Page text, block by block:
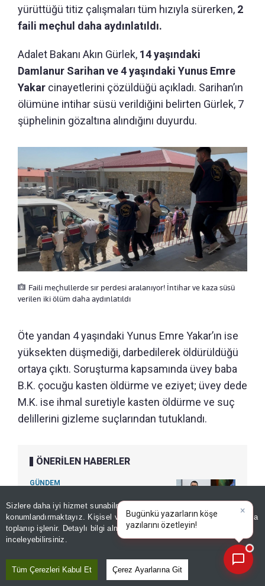
Sizlere daha iyi hizmet sunabilmek adına sitemizde
konumlandırmaktayız. Kişisel verileriniz, KVKK ve GDPR kapsamında
toplanıp işlenir. Detaylı bilgi almak içinAydınlatma Metnimizi
inceleyebilirsiniz.
Tüm Çerezleri Kabul Et Çerez Ayarlarına Git
yürüttüğü titiz çalışmaları tüm hızıyla sürerken, 2
faili meçhul daha aydınlatıldı.
Adalet Bakanı Akın Gürlek, 14 yaşındaki
Damlanur Sarihan ve 4 yaşındaki Yunus Emre
Yakar cinayetlerini çözüldüğü açıkladı. Sarihan’ın
ölümüne intihar süsü verildiğini belirten Gürlek, 7
şüphelinin gözaltına alındığını duyurdu.
Faili meçhullerde sır perdesi aralanıyor! İntihar ve kaza süsü
verilen iki ölüm daha aydınlatıldı
Öte yandan 4 yaşındaki Yunus Emre Yakar’ın ise
yüksekten düşmediği, darbedilerek öldürüldüğü
ortaya çıktı. Soruşturma kapsamında üvey baba
B.K. çocuğu kasten öldürme ve eziyet; üvey dede
M.K. ise ihmal suretiyle kasten öldürme ve suç
delillerini gizleme suçlarından tutuklandı.
ÖNERİLEN HABERLER
GÜNDEM
mesajı! Akın Gürlek üstüne
basa basa söyledi: ‘Hiçbir
cinayet unutulmayacak’
Bugünkü yazarların k